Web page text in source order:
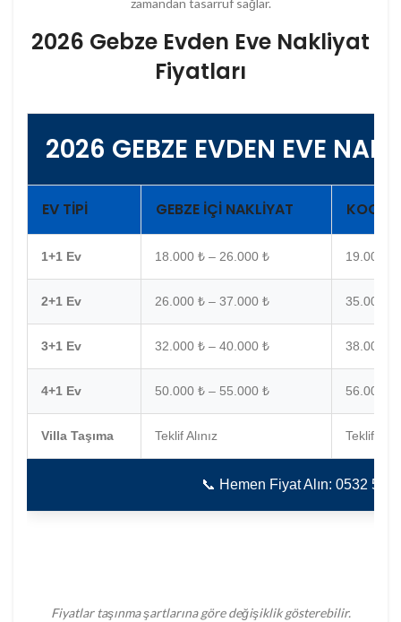
zamandan tasarruf sağlar.
2026 Gebze Evden Eve Nakliyat
Fiyatları
2026 GEBZE EVDEN EVE
EV TIPI GEBZE İÇI NAKLIYAT
1+1 Ev 18.000 ₺ – 26.000 ₺ 19.000 ₺
2+1 Ev 26.000 ₺ – 37.000 ₺ 35.000 ₺
3+1 Ev 32.000 ₺ – 40.000 ₺ 38.000 ₺
4+1 Ev 50.000 ₺ – 55.000 ₺ 56.000 ₺
Villa Taşıma Teklif Alınız Teklif
📞 Hemen Fiyat Alın: 0532
Fiyatlar taşınma şartlarına göre değişiklik gösterebilir.